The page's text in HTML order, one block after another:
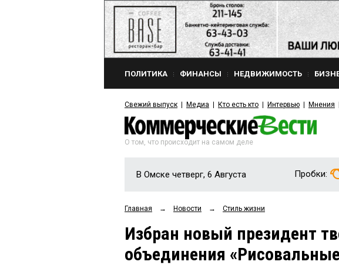
ПОЛИТИКА ФИНАНСЫ НЕДВИЖИМОСТЬ
Свежий выпуск Медиа Кто есть кто Интервью Мнения
О том, что происходит на самом деле
В Омске четверг, 6 Августа Пробки:
Главная → Новости → Стиль жизни
Избран новый президент
объединения